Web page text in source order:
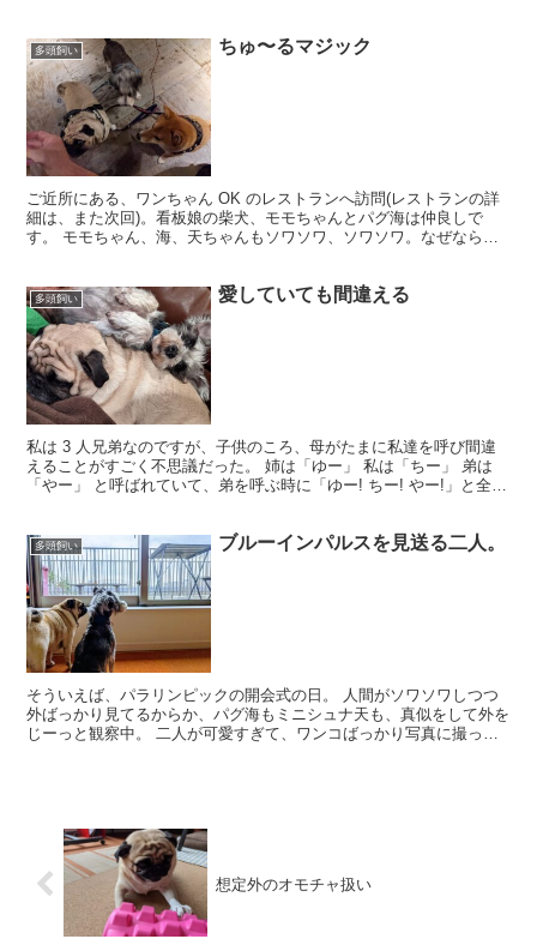
多頭飼い ちゅ〜るマジック
ご近所にある、ワンちゃん OK のレストランへ訪問(レストランの詳
細は、また次回)。看板娘の柴犬、モモちゃんとパグ海は仲良しで
す。 モモちゃん、海、天ちゃんもソワソワ、ソワソワ。なぜなら
多頭飼い 愛していても間違える
私は 3 人兄弟なのですが、子供のころ、母がたまに私達を呼び間違
えることがすごく不思議だった。 姉は「ゆー」 私は「ちー」 弟は
「やー」 と呼ばれていて、弟を呼ぶ時に「ゆー! ちー! やー!」と全部
多頭飼い ブルーインパルスを見送る二人。
そういえば、パラリンピックの開会式の日。 人間がソワソワしつつ
外ばっかり見てるからか、パグ海もミニシュナ天も、真似をして外を
じーっと観察中。 二人が可愛すぎて、ワンコばっかり写真に撮って
想定外のオモチャ扱い